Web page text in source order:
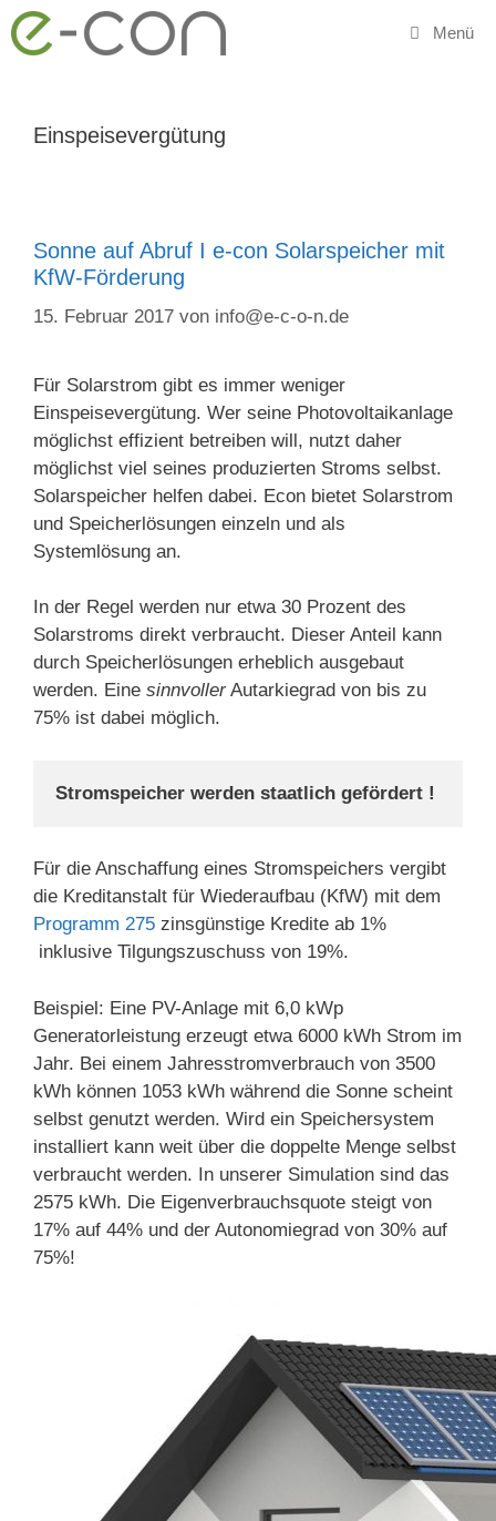
Zum
Inhalt
Menü
Einspeisevergütung
Sonne auf Abruf I e-con Solarspeicher mit
KfW-Förderung
15. Februar 2017 von info@e-c-o-n.de
Für Solarstrom gibt es immer weniger
Einspeisevergütung. Wer seine Photovoltaikanlage
möglichst effizient betreiben will, nutzt daher
möglichst viel seines produzierten Stroms selbst.
Solarspeicher helfen dabei. Econ bietet Solarstrom
und Speicherlösungen einzeln und als
Systemlösung an.
In der Regel werden nur etwa 30 Prozent des
Solarstroms direkt verbraucht. Dieser Anteil kann
durch Speicherlösungen erheblich ausgebaut
werden. Eine sinnvollerAutarkiegrad von bis zu
75% ist dabei möglich.
Stromspeicher werden staatlich gefördert !
Für die Anschaffung eines Stromspeichers vergibt
die Kreditanstalt für Wiederaufbau (KfW) mit dem
Programm 275 zinsgünstige Kredite ab 1%
inklusive Tilgungszuschuss von 19%.
Beispiel: Eine PV-Anlage mit 6,0 kWp
Generatorleistung erzeugt etwa 6000 kWh Strom im
Jahr. Bei einem Jahresstromverbrauch von 3500
kWh können 1053 kWh während die Sonne scheint
selbst genutzt werden. Wird ein Speichersystem
installiert kann weit über die doppelte Menge selbst
verbraucht werden. In unserer Simulation sind das
2575 kWh. Die Eigenverbrauchsquote steigt von
17% auf 44% und der Autonomiegrad von 30% auf
75%!